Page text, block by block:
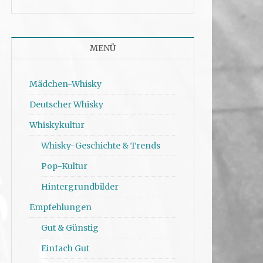
MENÜ
Mädchen-Whisky
Deutscher Whisky
Whiskykultur
Whisky-Geschichte & Trends
Pop-Kultur
Hintergrundbilder
Empfehlungen
Gut & Günstig
Einfach Gut